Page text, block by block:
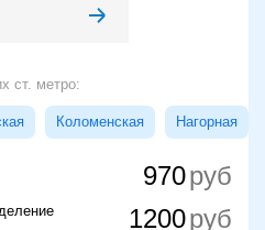
ст. метро:
Коломенская Нагорная
970
1200